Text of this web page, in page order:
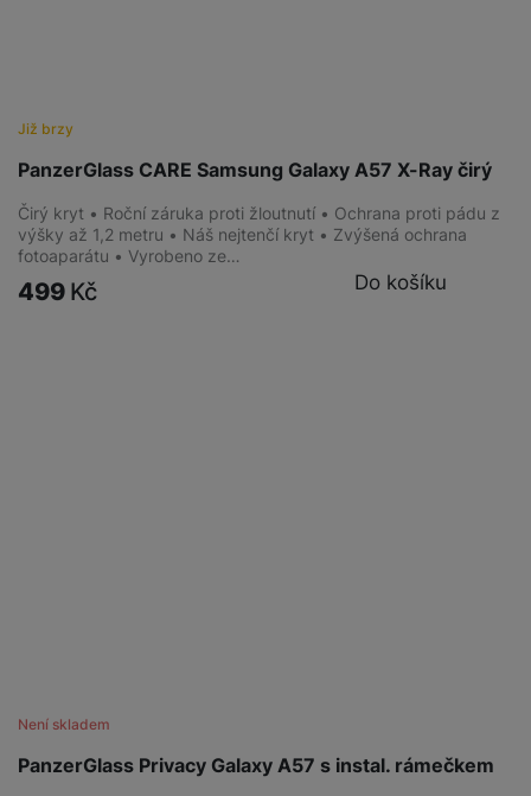
PanzerGlass CARE Samsung Galaxy A57 X-Ray čirý
Již brzy
Čirý kryt • Roční záruka proti žloutnutí • Ochrana proti pádu z
výšky až 1,2 metru • Náš nejtenčí kryt • Zvýšená ochrana
fotoaparátu • Vyrobeno ze…
499 Kč Do košíku
PanzerGlass Privacy Galaxy A57 s instal. rámečkem
Není skladem